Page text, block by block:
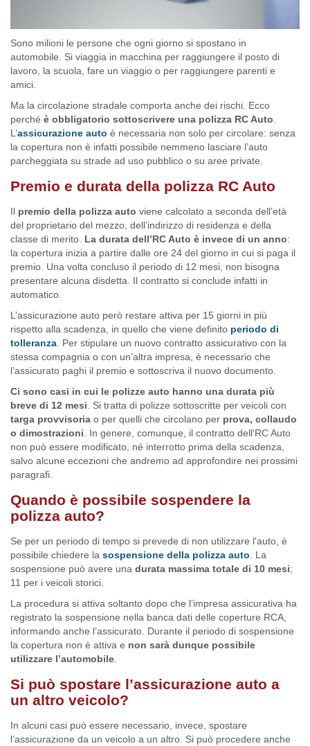
Sono milioni le persone che ogni giorno si spostano in
automobile. Si viaggia in macchina per raggiungere il posto di
lavoro, la scuola, fare un viaggio o per raggiungere parenti e
amici.
Ma la circolazione stradale comporta anche dei rischi. Ecco
perché è obbligatorio sottoscrivere una polizza RC Auto.
L’assicurazione auto è necessaria non solo per circolare: senza
la copertura non è infatti possibile nemmeno lasciare l’auto
parcheggiata su strade ad uso pubblico o su aree private.
Premio e durata della polizza RC Auto
Il premio della polizza auto viene calcolato a seconda dell’età
del proprietario del mezzo, dell’indirizzo di residenza e della
classe di merito. La durata dell’RC Auto è invece di un anno:
la copertura inizia a partire dalle ore 24 del giorno in cui si paga il
premio. Una volta concluso il periodo di 12 mesi, non bisogna
presentare alcuna disdetta. Il contratto si conclude infatti in
automatico.
L’assicurazione auto però restare attiva per 15 giorni in più
rispetto alla scadenza, in quello che viene definito periodo di
tolleranza. Per stipulare un nuovo contratto assicurativo con la
stessa compagnia o con un’altra impresa, è necessario che
l’assicurato paghi il premio e sottoscriva il nuovo documento.
Ci sono casi in cui le polizze auto hanno una durata più
breve di 12 mesi. Si tratta di polizze sottoscritte per veicoli con
targa provvisoria o per quelli che circolano per prova, collaudo
o dimostrazioni. In genere, comunque, il contratto dell'RC Auto
non può essere modificato, né interrotto prima della scadenza,
salvo alcune eccezioni che andremo ad approfondire nei prossimi
paragrafi.
Quando è possibile sospendere la
polizza auto?
Se per un periodo di tempo si prevede di non utilizzare l'auto, è
possibile chiedere la sospensione della polizza auto. La
sospensione può avere una durata massima totale di 10 mesi;
11 per i veicoli storici.
La procedura si attiva soltanto dopo che l’impresa assicurativa ha
registrato la sospensione nella banca dati delle coperture RCA,
informando anche l’assicurato. Durante il periodo di sospensione
la copertura non è attiva e non sarà dunque possibile
utilizzare l’automobile.
Si può spostare l’assicurazione auto a
un altro veicolo?
In alcuni casi può essere necessario, invece, spostare
l’assicurazione da un veicolo a un altro. Si può procedere anche